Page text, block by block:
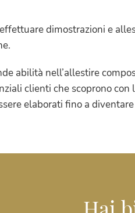
dimostrazioni e
abilità nell’allestire
clienti che scoprono
elaborati fino a